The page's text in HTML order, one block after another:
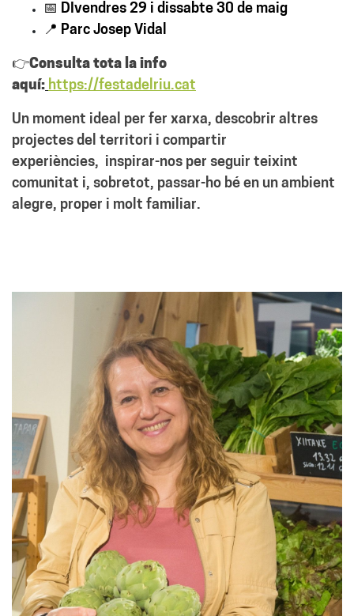
📅 DIvendres 29 i dissabte 30 de maig
📍 Parc Josep Vidal
👉Consulta tota la info
aquí: https://festadelriu.cat
Un moment ideal per fer xarxa, descobrir altres
projectes del territori i compartir
experiències, inspirar-nos per seguir teixint
comunitat i, sobretot, passar-ho bé en un ambient
alegre, proper i molt familiar.